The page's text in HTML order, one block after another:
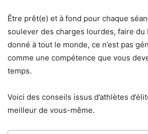
Être prêt(e) et à fond pour chaque
soulever des charges lourdes, faire du
donné à tout le monde, ce n’est pas
comme une compétence que vous
temps.
Voici des conseils issus d’athlètes
meilleur de vous-même.